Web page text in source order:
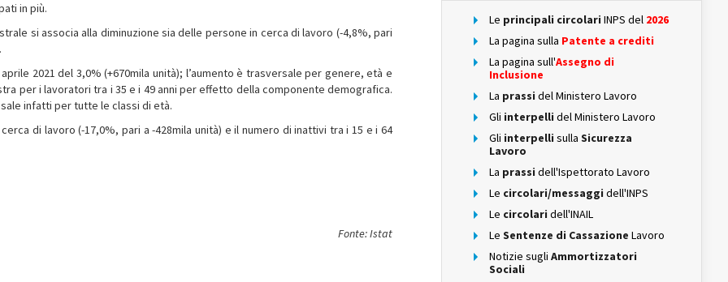
in più.
si associa alla diminuzione sia delle persone in cerca di lavoro (-4,8%, pari
2021 del 3,0% (+670mila unità); l’aumento è trasversale per genere, età e
per i lavoratori tra i 35 e i 49 anni per effetto della componente demografica.
infatti per tutte le classi di età.
di lavoro (-17,0%, pari a -428mila unità) e il numero di inattivi tra i 15 e i 64
Fonte: Istat
Le principali circolari INPS del 2026
La pagina sulla Patente a crediti
La pagina sull'Assegno di
Inclusione
La prassi del Ministero Lavoro
Gli interpelli del Ministero Lavoro
Gli interpelli sulla Sicurezza
Lavoro
La prassi dell'Ispettorato Lavoro
Le circolari/messaggi dell'INPS
Le circolari dell'INAIL
Le Sentenze di Cassazione Lavoro
Notizie sugli Ammortizzatori
Sociali